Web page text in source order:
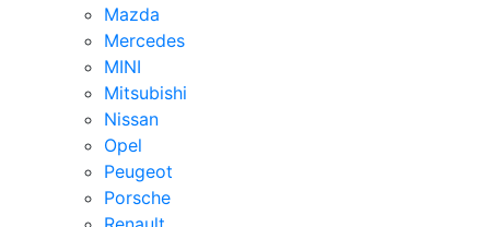
Mazda
Mercedes
MINI
Mitsubishi
Nissan
Opel
Peugeot
Porsche